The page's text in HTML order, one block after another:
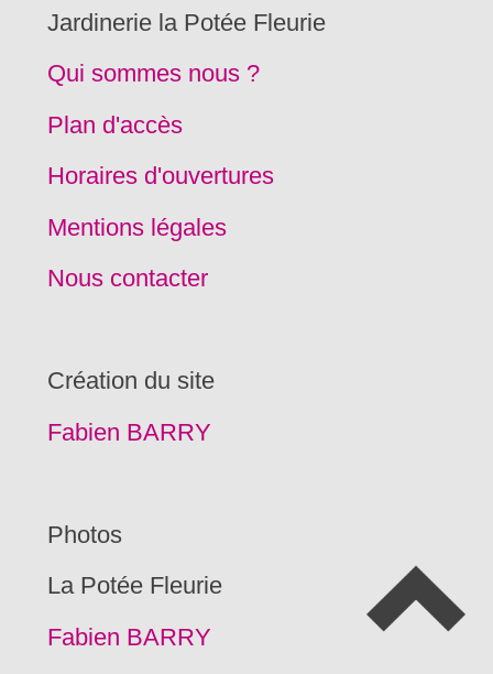
Jardinerie la Potée Fleurie
Qui sommes nous ?
Plan d'accès
Horaires d'ouvertures
Mentions légales
Nous contacter
Création du site
Fabien BARRY
Photos
La Potée Fleurie
Fabien BARRY